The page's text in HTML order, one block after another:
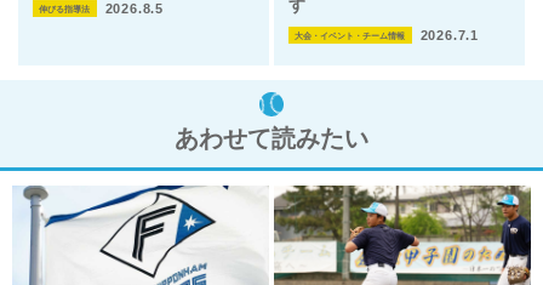
伸びる指導法 2026.8.5
す
大会・イベント・チーム情報 2026.7.1
あわせて読みたい